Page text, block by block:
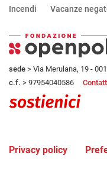
Incendi Vacanze
sede > Via Merulana, 19 -
c.f. > 97954040586
Privacy policy